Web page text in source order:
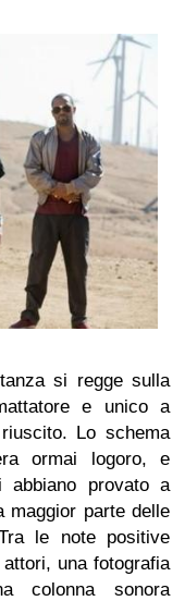
si regge sulla
e unico a
Lo schema
ormai logoro, e
abbiano provato a
maggior parte delle
le note positive
una fotografia
colonna sonora